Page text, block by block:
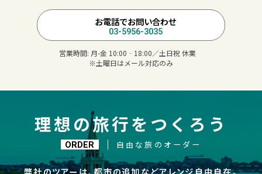
お電話でお問い合わせ
03-5956-3035
営業時間: 月-金 10:00‐18:00／土日祝 休業
※土曜日はメール対応のみ
理想の旅行をつくろう
ORDER 自由な旅のオーダー
弊社のツアーは、都市の追加などアレンジ自由自在。